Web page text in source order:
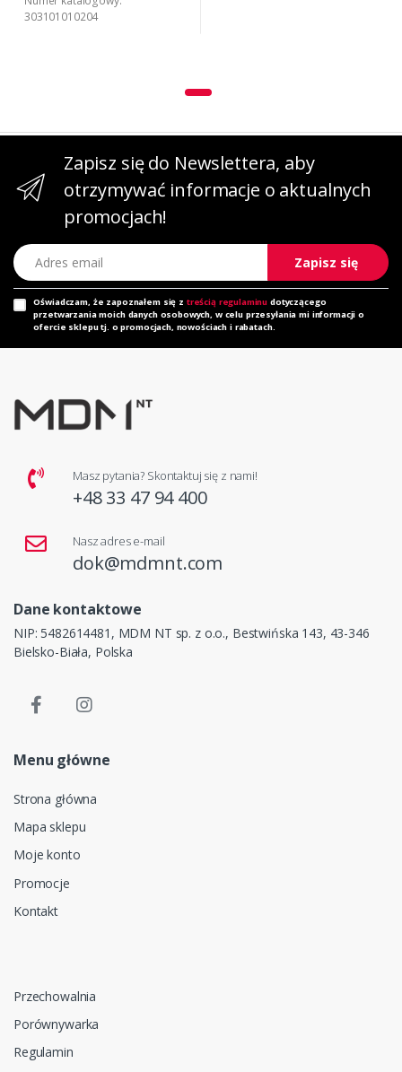
303101010204
Zapisz się do Newslettera, aby
otrzymywać informacje o aktualnych
promocjach!
Adres email
Zapisz się
Oświadczam, że zapoznałem się z treścią regulaminu dotyczącego
przetwarzania moich danych osobowych, w celu przesyłania mi informacji o
ofercie sklepu tj. o promocjach, nowościach i rabatach.
Masz pytania? Skontaktuj się z nami!
+48 33 47 94 400
Nasz adres e-mail
dok@mdmnt.com
Dane kontaktowe
NIP: 5482614481, MDM NT sp. z o.o., Bestwińska 143, 43-346
Bielsko-Biała, Polska
Menu główne
Strona główna
Mapa sklepu
Moje konto
Promocje
Kontakt
Przechowalnia
Porównywarka
Regulamin